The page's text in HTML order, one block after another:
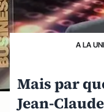
A LA
Mais par
Jean-